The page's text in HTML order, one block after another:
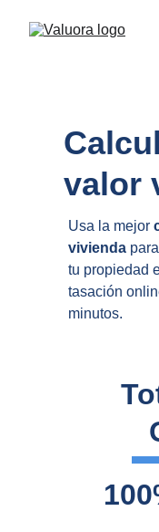
valor
Usa la mejor
vivienda para
tu propiedad
tasación
minutos.